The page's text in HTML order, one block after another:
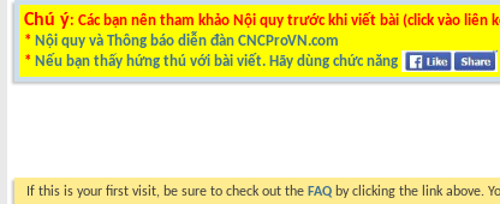
Chú ý: Các bạn nên tham khảo Nội quy trước khi viết bài (click vào liên
* Nội quy và Thông báo diễn đàn CNCProVN.com
* Nếu bạn thấy hứng thú với bài viết. Hãy dùng chức năng
If this is your first visit, be sure to check out the FAQ by clicking the link above.